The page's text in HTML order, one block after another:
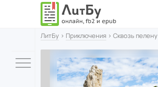
ЛитБу › Приключения › Сквозь